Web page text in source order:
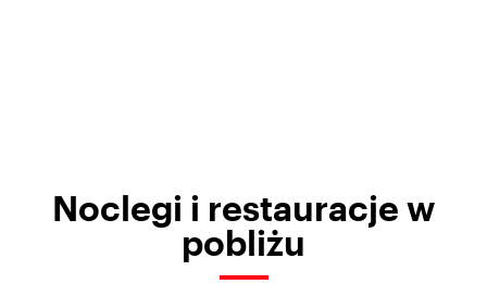
Noclegi i restauracje w
pobliżu